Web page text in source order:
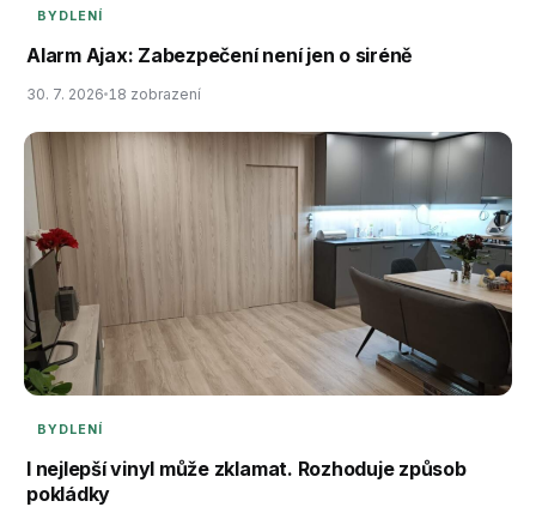
BYDLENÍ
Alarm Ajax: Zabezpečení není jen o siréně
30. 7. 2026 18 zobrazení
BYDLENÍ
I nejlepší vinyl může zklamat. Rozhoduje způsob
pokládky